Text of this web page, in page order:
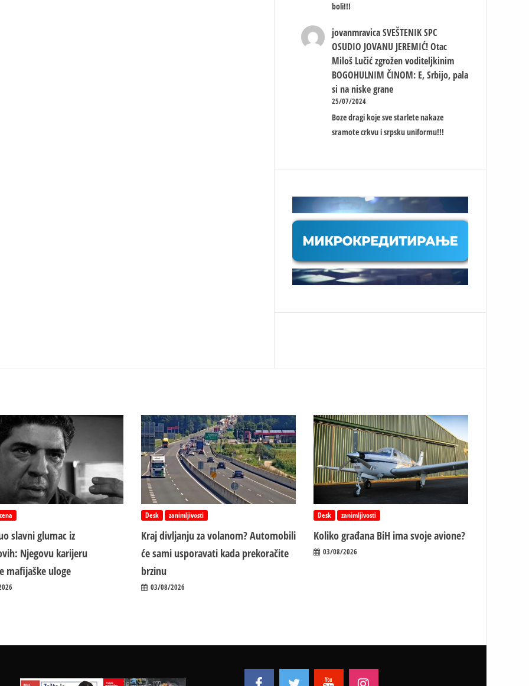
boli!!!
jovanmravica SVEŠTENIK SPC
OSUDIO JOVANU JEREMIĆ! Otac
Miloš Lučić zgrožen voditeljkinim
BOGOHULNIM ČINOM: E, Srbijo, pala
si na niske grane
25/07/2024
Boze dragi koje sve starlete nakaze
sramote crkvu i srpsku uniformu!!!
slavni glumac iz
Njegovu karijeru
mafijaške uloge
Desk zanimljivosti
Kraj divljanju za volanom? Automobili
će sami usporavati kada prekoračite
brzinu
03/08/2026
Desk zanimljivosti
Koliko građana BiH ima svoje avione?
03/08/2026